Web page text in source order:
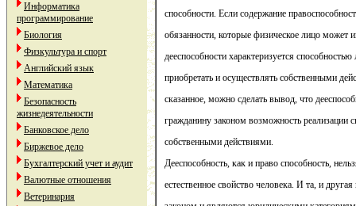
Информатика
программирование
Биология
Физкультура и спорт
Английский язык
Математика
Безопасность
жизнедеятельности
Банковское дело
Биржевое дело
Бухгалтерский учет и аудит
Валютные отношения
Ветеринария
способности. Если содержание
обязанности, которые физическое лицо может
дееспособности характеризуется
приобретать и осуществлять собственными
сказанное, можно сделать вывод, что
гражданину законом возможность реализации
собственными действиями.
Дееспособность, как и право способность,
естественное свойство человека. И та, и